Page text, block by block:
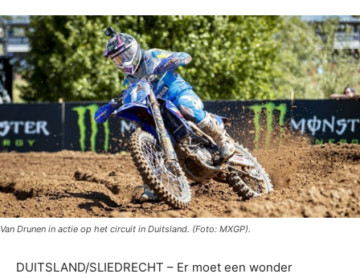
Van Drunen in actie op het circuit in Duitsland. (Foto: MXGP).
DUITSLAND/SLIEDRECHT – Er moet een wonder